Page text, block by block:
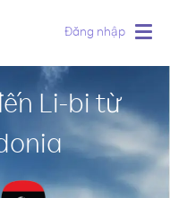
Đăng nhập
Li-bi từ